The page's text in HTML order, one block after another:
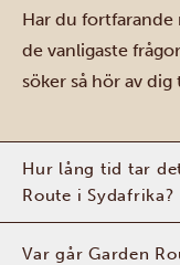
Har du fortfarande
de vanligaste
söker så hör av
Hur lång tid tar
Route i Sydafrika?
Var går Garden